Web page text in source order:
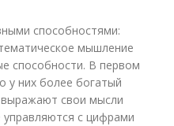
способностями:
мышление
способности. В первом
них более богатый
свои мысли
с цифрами